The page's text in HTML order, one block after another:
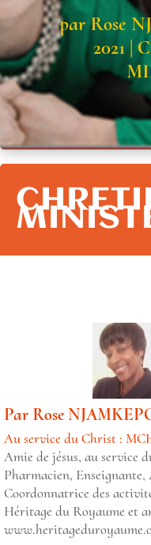
parRose
2021|
Par Rose
Au service du Christ :
Amie de jésus, au service
Pharmacien,
Coordonnatrice des
Héritage du Royaume et